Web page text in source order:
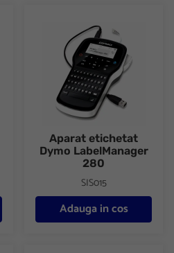
160P
Aparat etichetat Dymo
Aparat etichetat
Dymo LabelManager
280
SIS015
Adauga in cos